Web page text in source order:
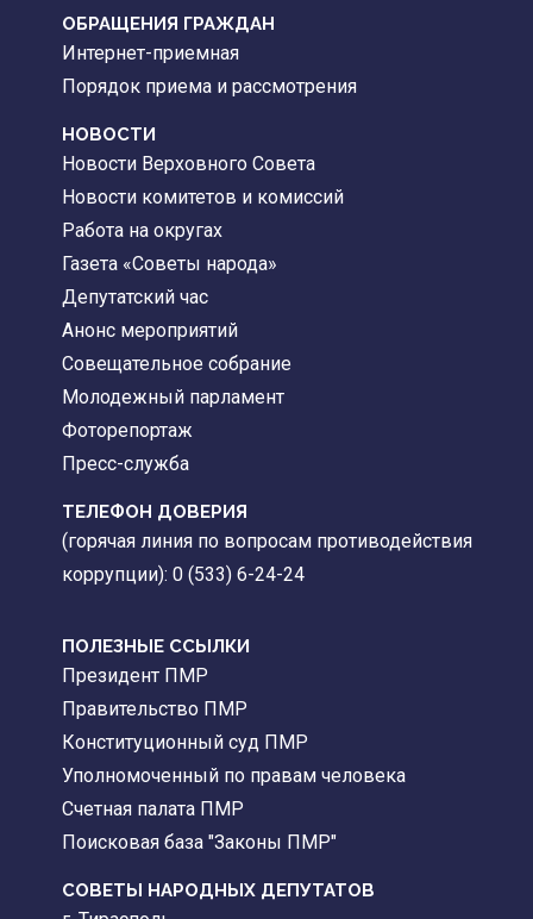
ОБРАЩЕНИЯ ГРАЖДАН
Интернет-приемная
Порядок приема и рассмотрения
НОВОСТИ
Новости Верховного Совета
Новости комитетов и комиссий
Работа на округах
Газета «Советы народа»
Депутатский час
Анонс мероприятий
Совещательное собрание
Молодежный парламент
Фоторепортаж
Пресс-служба
ТЕЛЕФОН ДОВЕРИЯ
(горячая линия по вопросам противодействия
коррупции): 0 (533) 6-24-24
ПОЛЕЗНЫЕ ССЫЛКИ
Президент ПМР
Правительство ПМР
Конституционный суд ПМР
Уполномоченный по правам человека
Счетная палата ПМР
Поисковая база "Законы ПМР"
СОВЕТЫ НАРОДНЫХ ДЕПУТАТОВ